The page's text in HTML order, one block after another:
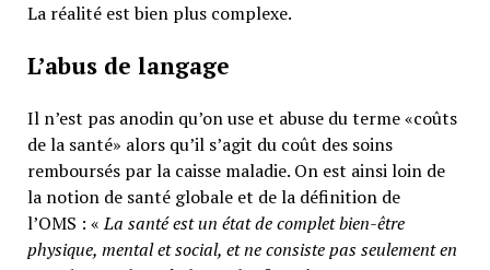
La réalité est bien plus complexe.
L’abus de langage
Il n’est pas anodin qu’on use et abuse du terme «coûts
de la santé» alors qu’il s’agit du coût des soins
remboursés par la caisse maladie. On est ainsi loin de
la notion de santé globale et de la définition de
l’OMS : «La santé est un état de complet bien-être
physique, mental et social, et ne consiste pas seulement en